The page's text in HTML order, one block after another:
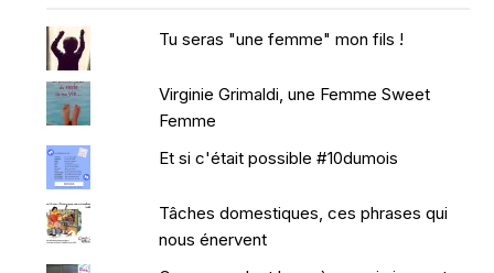
Tu seras "une femme" mon fils !
Virginie Grimaldi, une Femme Sweet
Femme
Et si c'était possible #10dumois
Tâches domestiques, ces phrases qui
nous énervent